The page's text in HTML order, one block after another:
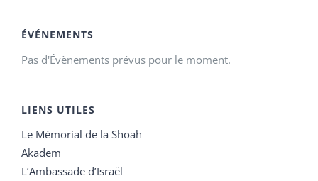
ÉVÉNEMENTS
Pas d'Évènements prévus pour le moment.
LIENS UTILES
Le Mémorial de la Shoah
Akadem
L’Ambassade d’Israël